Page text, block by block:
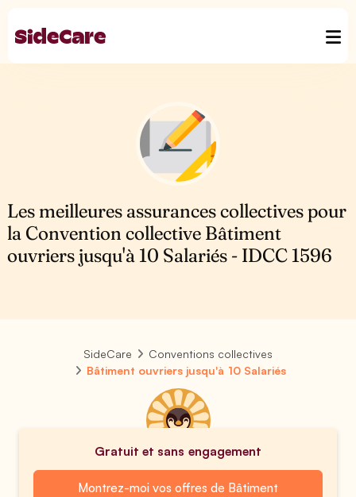
Les meilleures assurances collectives pour
la Convention collective Bâtiment
ouvriers jusqu'à 10 Salariés - IDCC 1596
SideCare
Conventions collectives
Bâtiment ouvriers jusqu'à 10 Salariés
Gratuit et sans engagement
Montrez-moi vos offres de Bâtiment